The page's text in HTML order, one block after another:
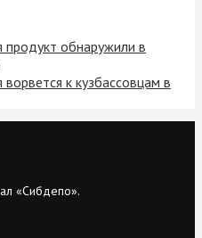
обнаружили в
к кузбассовцам в
«Сибдепо».